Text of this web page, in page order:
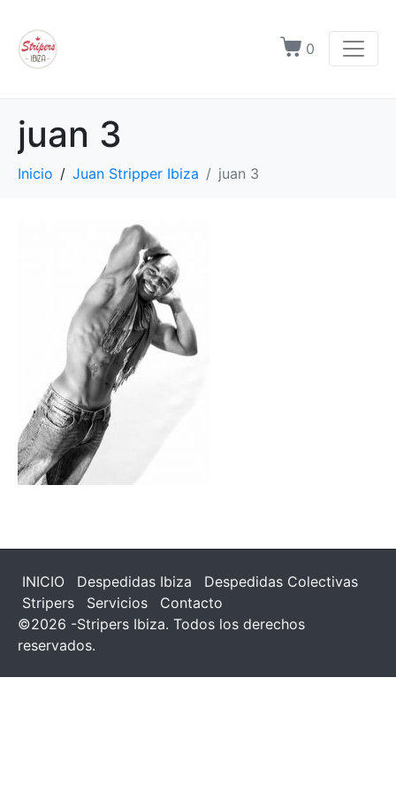
0
juan 3
Inicio Juan Stripper Ibiza juan 3
INICIO Despedidas Ibiza
Despedidas Colectivas
Stripers
Servicios
Contacto
©2026 -Stripers Ibiza. Todos los derechos
reservados.